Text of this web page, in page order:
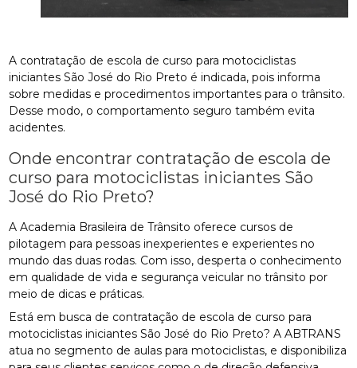
A contratação de escola de curso para motociclistas
iniciantes São José do Rio Preto é indicada, pois informa
sobre medidas e procedimentos importantes para o trânsito.
Desse modo, o comportamento seguro também evita
acidentes.
Onde encontrar contratação de escola de
curso para motociclistas iniciantes São
José do Rio Preto?
A Academia Brasileira de Trânsito oferece cursos de
pilotagem para pessoas inexperientes e experientes no
mundo das duas rodas. Com isso, desperta o conhecimento
em qualidade de vida e segurança veicular no trânsito por
meio de dicas e práticas.
Está em busca de contratação de escola de curso para
motociclistas iniciantes São José do Rio Preto? A ABTRANS
atua no segmento de aulas para motociclistas, e disponibiliza